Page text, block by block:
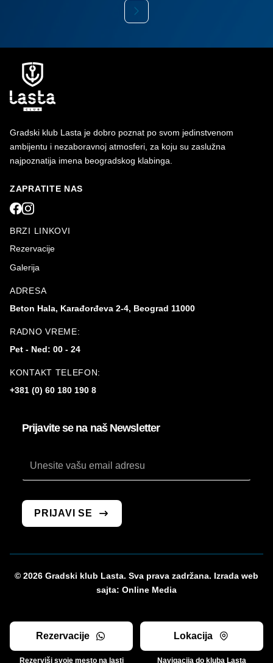
Gradski klub Lasta je dobro poznat po svom jedinstvenom
ambijentu i nezaboravnoj atmosferi, za koju su zaslužna
najpoznatija imena beogradskog klabinga.
ZAPRATITE NAS
BRZI LINKOVI
Rezervacije
Galerija
ADRESA
Beton Hala, Karađorđeva 2-4, Beograd 11000
RADNO VREME:
Pet - Ned: 00 - 24
KONTAKT TELEFON:
+381 (0) 60 180 190 8
Prijavite se na naš Newsletter
PRIJAVI SE
© 2026 Gradski klub Lasta. Sva prava zadržana. Izrada web
sajta: Online Media
Rezervacije Lokacija
Rezerviši svoje mesto na lasti Navigacija do kluba Lasta